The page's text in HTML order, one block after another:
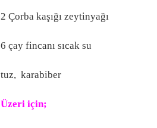
2 Çorba kaşığı zeytinyağı
6 çay fincanı sıcak su
tuz, karabiber
Üzeri için;